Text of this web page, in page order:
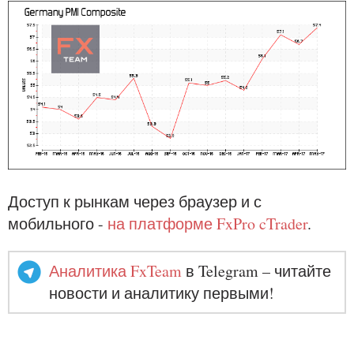
Доступ к рынкам через браузер и с
мобильного - на платформе FxPro cTrader.
Аналитика FxTeam в Telegram – читайте
новости и аналитику первыми!